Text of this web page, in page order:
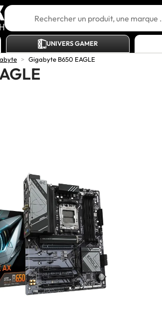
UNIVERS GAMER
> Gigabyte B650 EAGLE